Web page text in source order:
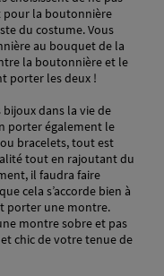
la boutonnière
du costume. Vous
au bouquet de la
la boutonnière et le
porter les deux !
dans la vie de
porter également le
bracelets, tout est
tout en rajoutant du
il faudra faire
cela s’accorde bien à
porter une montre.
montre sobre et pas
chic de votre tenue de